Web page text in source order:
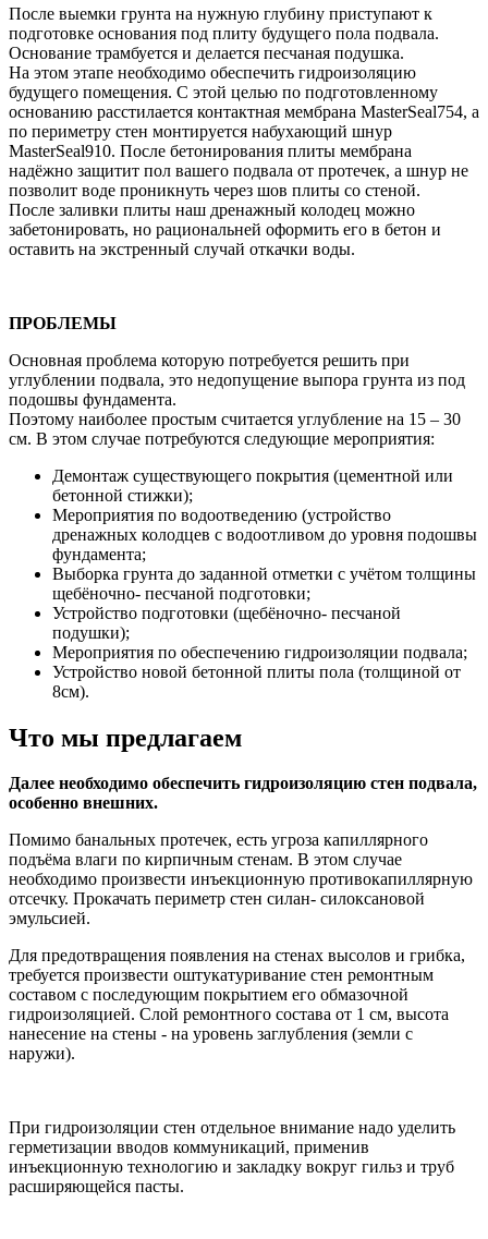
После выемки грунта на нужную глубину приступают к
подготовке основания под плиту будущего пола подвала.
Основание трамбуется и делается песчаная подушка.
На этом этапе необходимо обеспечить гидроизоляцию
будущего помещения. С этой целью по подготовленному
основанию расстилается контактная мембрана MasterSeal754, а
по периметру стен монтируется набухающий шнур
MasterSeal910. После бетонирования плиты мембрана
надёжно защитит пол вашего подвала от протечек, а шнур не
позволит воде проникнуть через шов плиты со стеной.
После заливки плиты наш дренажный колодец можно
забетонировать, но рациональней оформить его в бетон и
оставить на экстренный случай откачки воды.
ПРОБЛЕМЫ
Основная проблема которую потребуется решить при
углублении подвала, это недопущение выпора грунта из под
подошвы фундамента.
Поэтому наиболее простым считается углубление на 15 – 30
см. В этом случае потребуются следующие мероприятия:
Демонтаж существующего покрытия (цементной или
бетонной стижки);
Мероприятия по водоотведению (устройство
дренажных колодцев с водоотливом до уровня подошвы
фундамента;
Выборка грунта до заданной отметки с учётом толщины
щебёночно- песчаной подготовки;
Устройство подготовки (щебёночно- песчаной
подушки);
Мероприятия по обеспечению гидроизоляции подвала;
Устройство новой бетонной плиты пола (толщиной от
8см).
Что мы предлагаем
Далее необходимо обеспечить гидроизоляцию стен подвала,
особенно внешних.
Помимо банальных протечек, есть угроза капиллярного
подъёма влаги по кирпичным стенам. В этом случае
необходимо произвести инъекционную противокапиллярную
отсечку. Прокачать периметр стен силан- силоксановой
эмульсией.
Для предотвращения появления на стенах высолов и грибка,
требуется произвести оштукатуривание стен ремонтным
составом с последующим покрытием его обмазочной
гидроизоляцией. Слой ремонтного состава от 1 см, высота
нанесение на стены - на уровень заглубления (земли с
наружи).
При гидроизоляции стен отдельное внимание надо уделить
герметизации вводов коммуникаций, применив
инъекционную технологию и закладку вокруг гильз и труб
расширяющейся пасты.